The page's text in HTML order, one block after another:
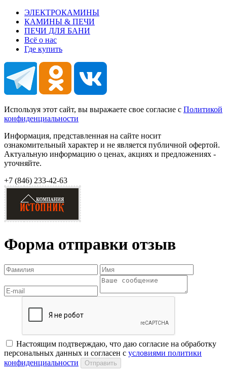
ЭЛЕКТРОКАМИНЫ
КАМИНЫ & ПЕЧИ
ПЕЧИ ДЛЯ БАНИ
Всё о нас
Где купить
Используя этот сайт, вы выражаете свое согласие с Политикой
конфиденциальности
Информация, представленная на сайте носит
ознакомительный характер и не является публичной офертой.
Актуальную информацию о ценах, акциях и предложениях -
уточняйте.
+7 (846) 233-42-63
Форма отправки отзыв
Настоящим подтверждаю, что даю согласие на обработку
персональных данных и согласен с условиями политики
конфиденциальности
Отправить